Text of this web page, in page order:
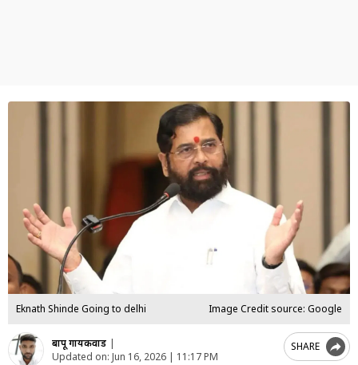
Eknath Shinde Going to delhi Image Credit source: Google
बापू गायकवाड |
Updated on: Jun 16, 2026 | 11:17 PM
SHARE